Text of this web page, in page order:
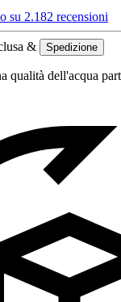
su 2.182 recensioni
& Spedizione
qualità dell'acqua